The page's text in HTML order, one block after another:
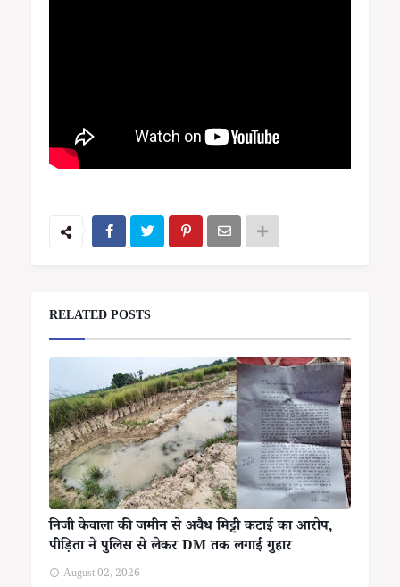
RELATED POSTS
निजी केवाला की जमीन से अवैध मिट्टी कटाई का आरोप,
पीड़िता ने पुलिस से लेकर DM तक लगाई गुहार
August 02, 2026